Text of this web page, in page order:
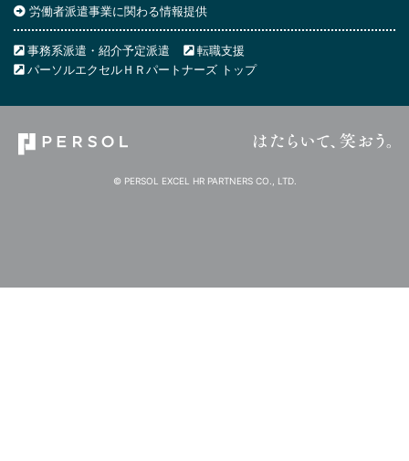
労働者派遣事業に関わる情報提供
事務系派遣・紹介予定派遣
転職支援
パーソルエクセルＨＲパートナーズ トップ
© PERSOL EXCEL HR PARTNERS CO., LTD.